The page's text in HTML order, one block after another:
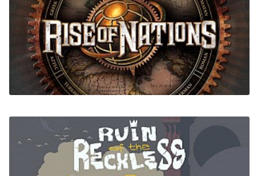
Sign of Silence